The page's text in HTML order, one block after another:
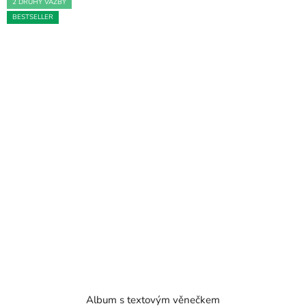
2 DRUHY VAZBY
BESTSELLER
Album s textovým věnečkem